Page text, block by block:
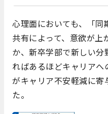
心理面においても、「同
共有によって、意欲が
か、新卒学部で新しい
ればあるほどキャリア
がキャリア不安軽減に寄
た。